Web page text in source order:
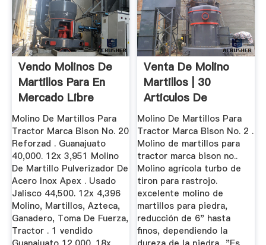
Vendo Molinos De
Martillos Para En
Mercado Libre
México
Molino De Martillos Para
Tractor Marca Bison No. 20
Reforzad . Guanajuato
40,000. 12x 3,951 Molino
De Martillo Pulverizador De
Acero Inox Apex . Usado
Jalisco 44,500. 12x 4,396
Molino, Martillos, Azteca,
Ganadero, Toma De Fuerza,
Tractor . 1 vendido
Venta De Molino
Martillos | 30
Articulos De
Segunda Mano
Molino De Martillos Para
Tractor Marca Bison No. 2 .
Molino de martillos para
tractor marca bison no..
Molino agrícola turbo de
tiron para rastrojo.
excelente molino de
martillos para piedra,
reducción de 6" hasta
finos, dependiendo la